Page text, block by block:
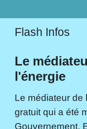
Flash Infos
Le
l'énergie
Le médiateur de
gratuit qui a été
Gouvernement.